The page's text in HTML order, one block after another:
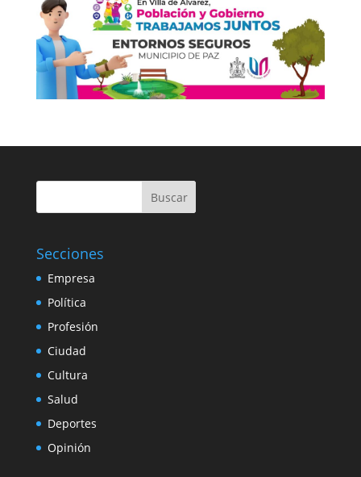
Buscar
Secciones
Empresa
Política
Profesión
Ciudad
Cultura
Salud
Deportes
Opinión